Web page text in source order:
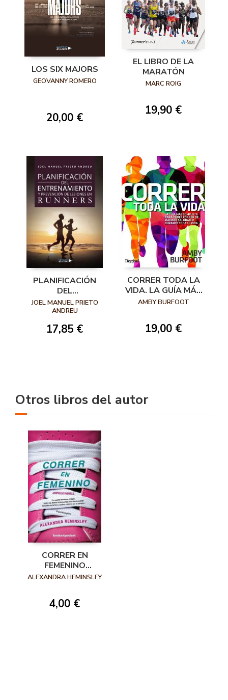
LOS SIX MAJORS
GEOVANNY ROMERO
20,00 €
EL LIBRO DE LA
MARATÓN
MARC ROIG
19,90 €
PLANIFICACIÓN
DEL
ENTRENAMIENTO Y
PREVENCIÓN DE
RUNNERS
JOEL MANUEL PRIETO
ANDREU
17,85 €
CORRER TODA LA
VIDA. LA GUÍA MÁS
COMPLETA PARA
SALUDABLE TODA
AMBY BURFOOT
19,00 €
Otros libros del autor
CORRER EN
FEMENINO
(BOLSILLO)
ALEXANDRA HEMINSLEY
4,00 €